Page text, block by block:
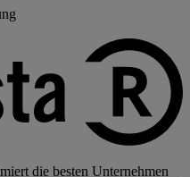
die besten Unternehmen